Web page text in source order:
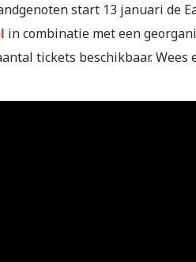
start 13 januari de
in combinatie met een
tickets beschikbaar. Wees